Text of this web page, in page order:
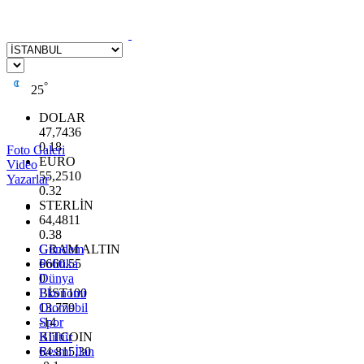
25°
DOLAR
47,7436
0.18
EURO
55,2510
0.32
STERLİN
64,4811
0.38
GRAM ALTIN
6660.55
0
BİST100
13.779
-14
BITCOIN
64.815,30
Foto Galeri
Video
Yazarlar
Gündem
Politika
Dünya
Ekonomi
Otomobil
Spor
Kültür
Resmi İlan